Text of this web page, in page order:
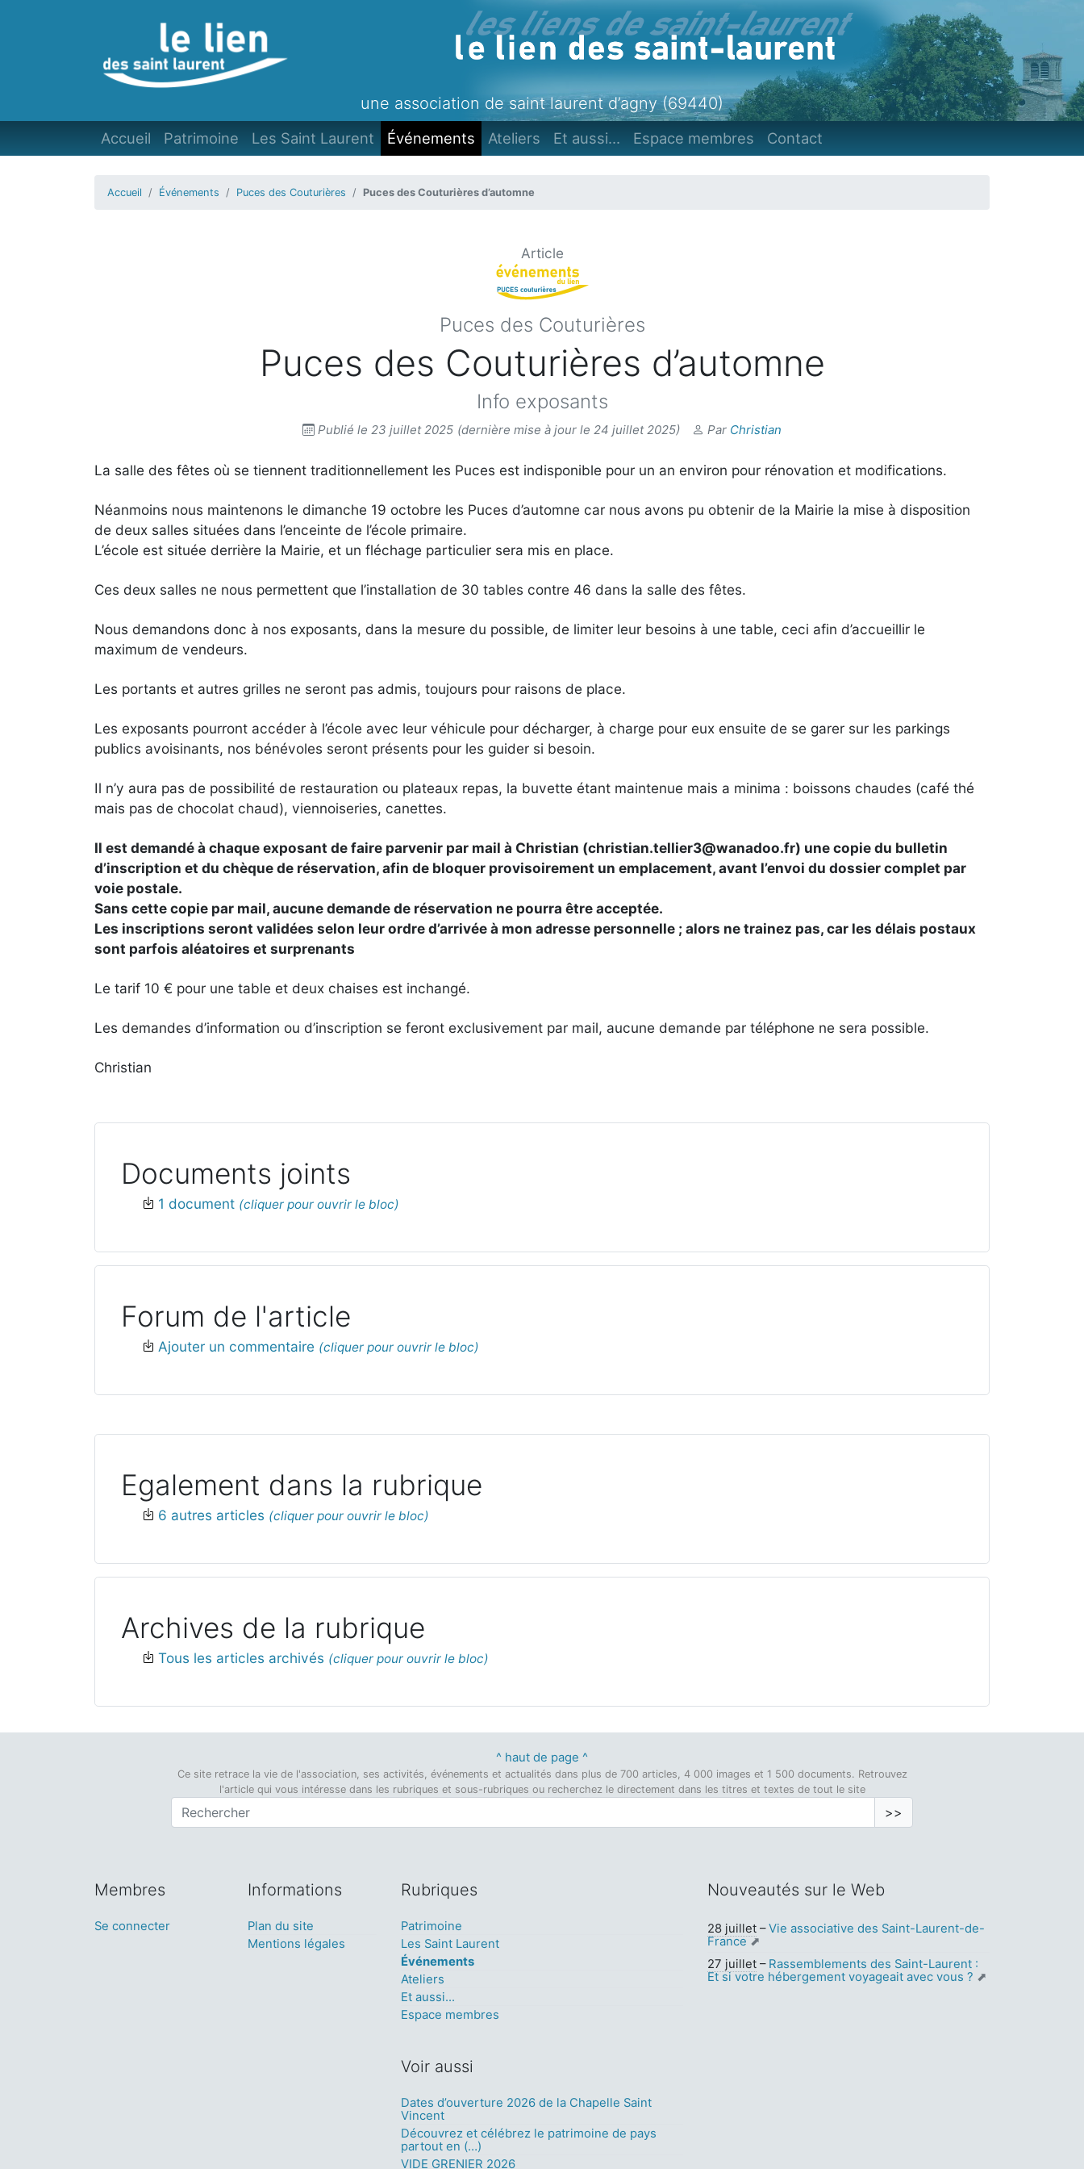
une association de saint laurent d’agny (69440)
Accueil Patrimoine Les Saint Laurent Événements Ateliers Et aussi... Espace membres Contact
Accueil Événements Puces des Couturières Puces des Couturières d’automne
Article
Puces des Couturières
Puces des Couturières d’automne
Info exposants
Publié le 23 juillet 2025 (dernière mise à jour le 24 juillet 2025) Par Christian
La salle des fêtes où se tiennent traditionnellement les Puces est indisponible pour un an environ pour rénovation et modifications.
Néanmoins nous maintenons le dimanche 19 octobre les Puces d’automne car nous avons pu obtenir de la Mairie la mise à disposition
de deux salles situées dans l’enceinte de l’école primaire.
L’école est située derrière la Mairie, et un fléchage particulier sera mis en place.
Ces deux salles ne nous permettent que l’installation de 30 tables contre 46 dans la salle des fêtes.
Nous demandons donc à nos exposants, dans la mesure du possible, de limiter leur besoins à une table, ceci afin d’accueillir le
maximum de vendeurs.
Les portants et autres grilles ne seront pas admis, toujours pour raisons de place.
Les exposants pourront accéder à l’école avec leur véhicule pour décharger, à charge pour eux ensuite de se garer sur les parkings
publics avoisinants, nos bénévoles seront présents pour les guider si besoin.
Il n’y aura pas de possibilité de restauration ou plateaux repas, la buvette étant maintenue mais a minima : boissons chaudes (café thé
mais pas de chocolat chaud), viennoiseries, canettes.
Il est demandé à chaque exposant de faire parvenir par mail à Christian (christian.tellier3@wanadoo.fr) une copie du bulletin
d’inscription et du chèque de réservation, afin de bloquer provisoirement un emplacement, avant l’envoi du dossier complet par
voie postale.
Sans cette copie par mail, aucune demande de réservation ne pourra être acceptée.
Les inscriptions seront validées selon leur ordre d’arrivée à mon adresse personnelle ; alors ne trainez pas, car les délais postaux
sont parfois aléatoires et surprenants
Le tarif 10 € pour une table et deux chaises est inchangé.
Les demandes d’information ou d’inscription se feront exclusivement par mail, aucune demande par téléphone ne sera possible.
Christian
Documents joints
1 document
Forum de l'article
Ajouter un commentaire
Egalement dans la rubrique
6 autres articles
Archives de la rubrique
Tous les articles archivés
^ haut de page ^
Ce site retrace la vie de l'association, ses activités, événements et actualités dans plus de 700 articles, 4 000 images et 1 500 documents. Retrouvez
l'article qui vous intéresse dans les rubriques et sous-rubriques ou recherchez le directement dans les titres et textes de tout le site
>>
Membres
Se connecter
Informations
Plan du site
Mentions légales
Rubriques
Patrimoine
Les Saint Laurent
Événements
Ateliers
Et aussi...
Espace membres
Voir aussi
Dates d’ouverture 2026 de la Chapelle Saint
Vincent
Découvrez et célébrez le patrimoine de pays
partout en (…)
VIDE GRENIER 2026
Nouveautés sur le Web
28 juillet –Vie associative des Saint-Laurent-de-
France
27 juillet – Rassemblements des Saint-Laurent :
Et si votre hébergement voyageait avec vous ?